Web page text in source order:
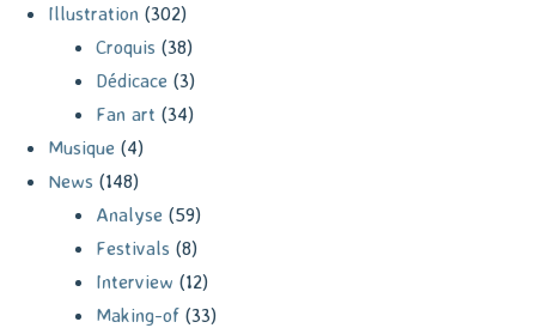
Illustration (302)
Croquis (38)
Dédicace (3)
Fan art (34)
Musique (4)
News (148)
Analyse (59)
Festivals (8)
Interview (12)
Making-of (33)